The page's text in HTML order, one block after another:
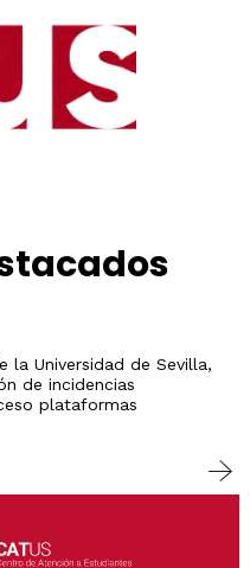
la Universidad de Sevilla,
de incidencias
plataformas